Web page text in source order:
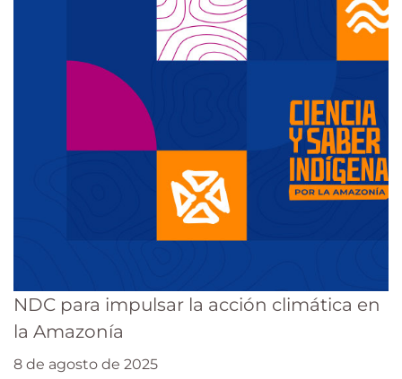
NDC para impulsar la acción climática en
la Amazonía
8 de agosto de 2025